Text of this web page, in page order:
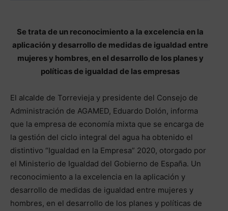
Se trata de un reconocimiento a la excelencia en la
aplicación y desarrollo de medidas de igualdad entre
mujeres y hombres, en el desarrollo de los planes y
políticas de igualdad de las empresas
El alcalde de Torrevieja y presidente del Consejo de
Administración de AGAMED, Eduardo Dolón, informa
que la empresa de economía mixta que se encarga de
la gestión del ciclo integral del agua ha obtenido el
distintivo “Igualdad en la Empresa” 2020, otorgado por
el Ministerio de Igualdad del Gobierno de España. Un
reconocimiento a la excelencia en la aplicación y
desarrollo de medidas de igualdad entre mujeres y
hombres, en el desarrollo de los planes y políticas de